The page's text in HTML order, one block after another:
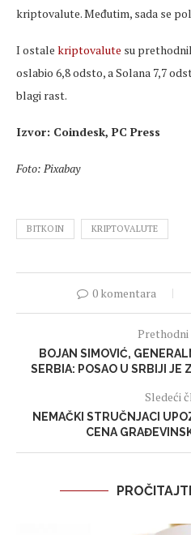
kriptovalute. Međutim, sada se
I ostale kriptovalute su
oslabio 6,8 odsto, a Solana 7,7
blagi rast.
Izvor: Coindesk, PC Press
Foto: Pixabay
BITKOIN KRIPTOVALUTE
0 komentara
BOJAN SIMOVIĆ,
SERBIA: POSAO U SRBIJI JE
Sledeći
NEMAČKI STRUČNJACI
CENA